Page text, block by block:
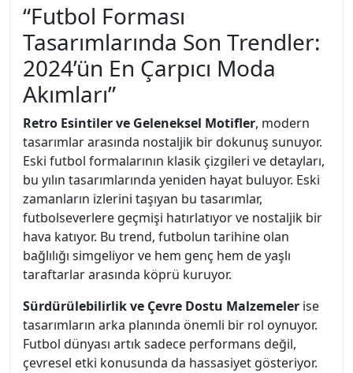
“Futbol Forması
Tasarımlarında Son Trendler:
2024’ün En Çarpıcı Moda
Akımları”
Retro Esintiler ve Geleneksel Motifler, modern
tasarımlar arasında nostaljik bir dokunuş sunuyor.
Eski futbol formalarının klasik çizgileri ve detayları,
bu yılın tasarımlarında yeniden hayat buluyor. Eski
zamanların izlerini taşıyan bu tasarımlar,
futbolseverlere geçmişi hatırlatıyor ve nostaljik bir
hava katıyor. Bu trend, futbolun tarihine olan
bağlılığı simgeliyor ve hem genç hem de yaşlı
taraftarlar arasında köprü kuruyor.
Sürdürülebilirlik ve Çevre Dostu Malzemeler ise
tasarımların arka planında önemli bir rol oynuyor.
Futbol dünyası artık sadece performans değil,
çevresel etki konusunda da hassasiyet gösteriyor.